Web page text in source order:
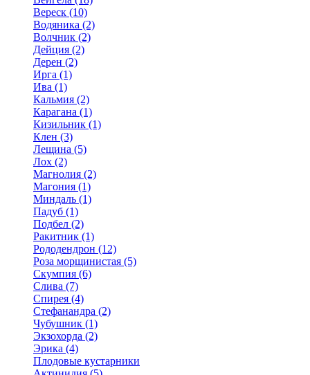
Вереск (10)
Водяника (2)
Волчник (2)
Дейция (2)
Дерен (2)
Ирга (1)
Ива (1)
Кальмия (2)
Карагана (1)
Кизильник (1)
Клен (3)
Лещина (5)
Лох (2)
Магнолия (2)
Магония (1)
Миндаль (1)
Падуб (1)
Подбел (2)
Ракитник (1)
Рододендрон (12)
Роза морщинистая (5)
Скумпия (6)
Слива (7)
Спирея (4)
Стефанандра (2)
Чубушник (1)
Экзохорда (2)
Эрика (4)
Плодовые кустарники